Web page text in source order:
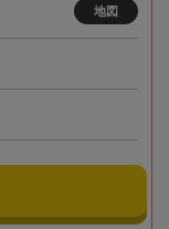
地図